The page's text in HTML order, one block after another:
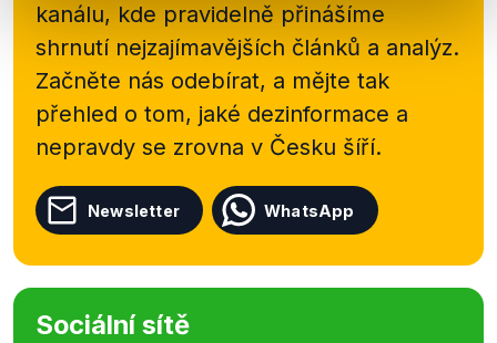
kanálu, kde pravidelně přinášíme
shrnutí nejzajímavějších článků a analýz.
Začněte nás odebírat, a mějte tak
přehled o tom, jaké dezinformace a
nepravdy se zrovna v Česku šíří.
Newsletter WhatsApp
Sociální sítě